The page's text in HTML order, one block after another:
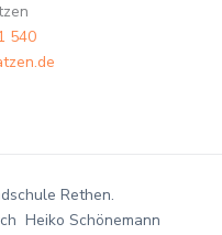
540
Rethen.
Heiko Schönemann